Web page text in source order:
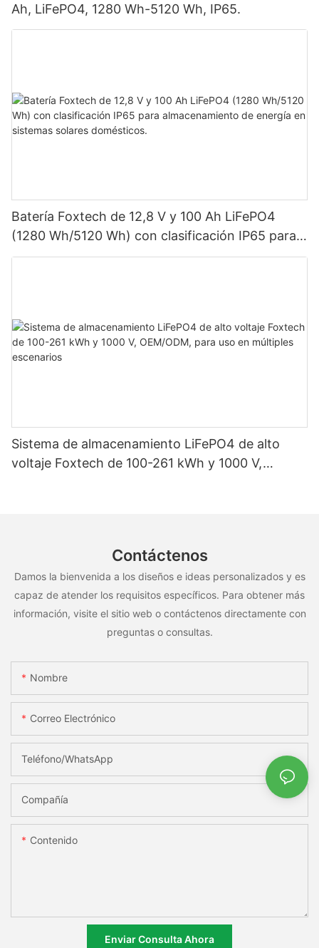
Ah, LiFePO4, 1280 Wh-5120 Wh, IP65.
Batería Foxtech de 12,8 V y 100 Ah LiFePO4
(1280 Wh/5120 Wh) con clasificación IP65 para
almacenamiento de energía en sistemas solares
Sistema de almacenamiento LiFePO4 de alto
voltaje Foxtech de 100-261 kWh y 1000 V,
Contáctenos
Damos la bienvenida a los diseños e ideas personalizados y es
capaz de atender los requisitos específicos. Para obtener más
información, visite el sitio web o contáctenos directamente con
preguntas o consultas.
Nombre
Correo Electrónico
Teléfono/WhatsApp
Compañía
Contenido
Enviar Consulta Ahora